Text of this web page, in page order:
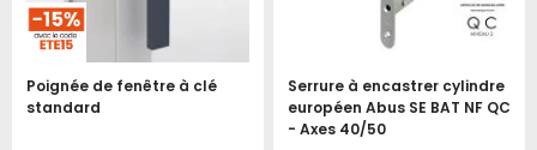
Poignée de fenêtre à clé
standard
Serrure à encastrer cylindre
européen Abus SE BAT NF QC
- Axes 40/50